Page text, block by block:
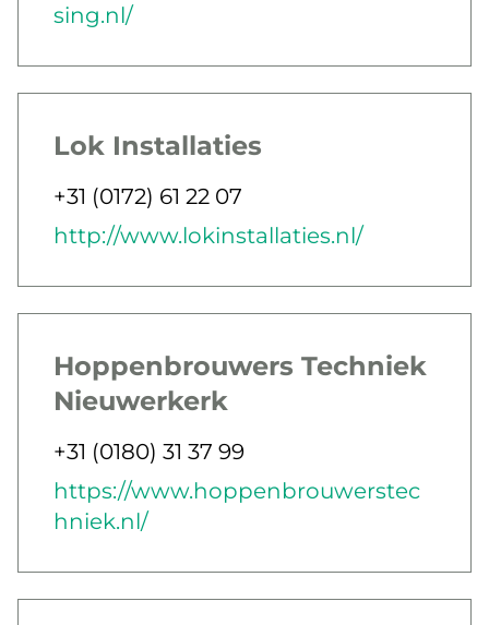
sing.nl/
Lok Installaties
Jobbar som
Telefon
+31 (0172) 61 22 07
E-post
Webb
http://www.lokinstallaties.nl/
Hoppenbrouwers Techniek
Nieuwerkerk
Jobbar som
Telefon
+31 (0180) 31 37 99
E-post
Webb
https://www.hoppenbrouwerstec
hniek.nl/